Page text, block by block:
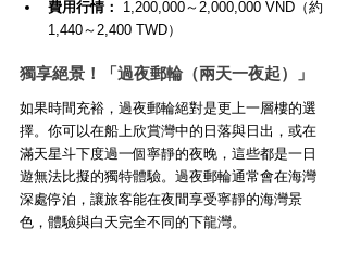
費用行情：
1,200,000～2,000,000 VND（約
1,440～2,400 TWD）
獨享絕景！「過夜郵輪（兩天一夜起）」
如果時間充裕，過夜郵輪絕對是更上一層樓的選
擇。你可以在船上欣賞灣中的日落與日出，或在
滿天星斗下度過一個寧靜的夜晚，這些都是一日
遊無法比擬的獨特體驗。過夜郵輪通常會在海灣
深處停泊，讓旅客能在夜間享受寧靜的海灣景
色，體驗與白天完全不同的下龍灣。